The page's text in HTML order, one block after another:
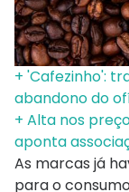
+ 'Cafezinho':
abandono do
+ Alta nos
aponta
As marcas já
para o